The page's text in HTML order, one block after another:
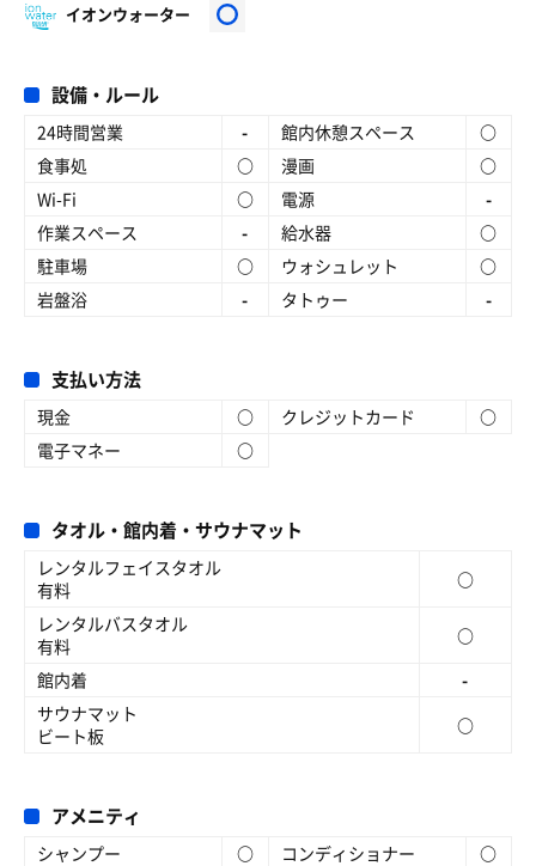
イオンウォーター
設備・ルール
24時間営業 - 館内休憩スペース
○
食事処
○ 漫画
○
Wi-Fi
○ 電源
-
作業スペース
- 給水器
○
駐車場
○ ウォシュレット
○
岩盤浴
- タトゥー -
支払い方法
現金 ○ クレジットカード
○
電子マネー
○
タオル・館内着・サウナマット
レンタルフェイスタオル
有料
○
レンタルバスタオル
有料
○
館内着
-
サウナマット
ビート板
○
アメニティ
シャンプー ○ コンディショナー
○